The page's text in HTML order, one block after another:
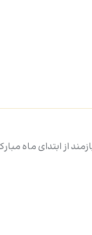
غذایی بین خانواده‌های مستمند و